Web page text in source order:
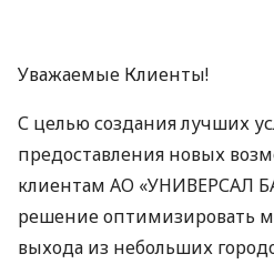
Уважаемые Клиенты!
С целью создания лучших
предоставления новых
клиентам АО «УНИВЕРСАЛ
решение оптимизировать
выхода из небольших